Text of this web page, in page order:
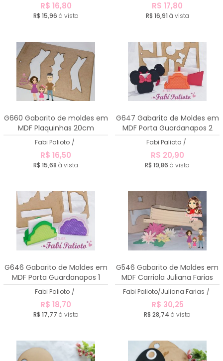
R$ 16,80
R$ 15,96 à vista
R$ 17,80
R$ 16,91 à vista
G660 Gabarito de moldes em
MDF Plaquinhas 20cm
Fabi Palioto /
R$ 16,50
R$ 15,68 à vista
G647 Gabarito de Moldes em
MDF Porta Guardanapos 2
Fabi Palioto /
R$ 20,90
R$ 19,86 à vista
G646 Gabarito de Moldes em
MDF Porta Guardanapos 1
Fabi Palioto /
R$ 18,70
R$ 17,77 à vista
G546 Gabarito de Moldes em
MDF Carriola Juliana Farias
Fabi Palioto/Juliana Farias /
R$ 30,25
R$ 28,74 à vista